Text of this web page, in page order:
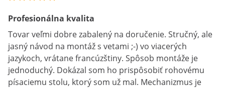
Profesionálna kvalita
Tovar veľmi dobre zabalený na doručenie. Stručný, ale
jasný návod na montáž s vetami ;-) vo viacerých
jazykoch, vrátane francúzštiny. Spôsob montáže je
jednoduchý. Dokázal som ho prispôsobiť rohovému
písaciemu stolu, ktorý som už mal. Mechanizmus je